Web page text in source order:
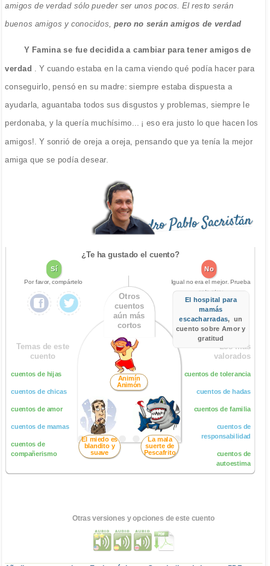
amigos de verdad sólo pueder ser unos pocos. El resto serán
buenos amigos y conocidos, pero no serán amigos de verdad
Y Famina se fue decidida a cambiar para tener amigos de
verdad . Y cuando estaba en la cama viendo qué podía hacer para
conseguirlo, pensó en su madre: siempre estaba dispuesta a
ayudarla, aguantaba todos sus disgustos y problemas, siempre le
perdonaba, y la quería muchísimo... ¡ eso era justo lo que hacen los
amigos!. Y sonrió de oreja a oreja, pensando que ya tenía la mejor
amiga que se podía desear.
Pedro Pablo Sacristán
¿Te ha gustado el cuento?
Sí
Por favor, compártelo
No
Igual no era el mejor. Prueba
este otro:
El hospital para
mamás
escacharradas, un
cuento sobre Amor y
gratitud
Temas de este
cuento
cuentos de hijas
cuentos de chicas
cuentos de amor
cuentos de mamas
cuentos de
compañerismo
Otros
cuentos
aún más
cortos
Animín
Animón
La mala
suerte de
Pescafrito
El miedo es
blandito y
suave
Los más
valorados
cuentos de tolerancia
cuentos de hadas
cuentos de familia
cuentos de
responsabilidad
cuentos de
autoestima
Otras versiones y opciones de este cuento